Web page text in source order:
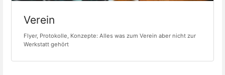
Verein
Flyer, Protokolle, Konzepte: Alles was zum Verein aber nicht zur
Werkstatt gehört